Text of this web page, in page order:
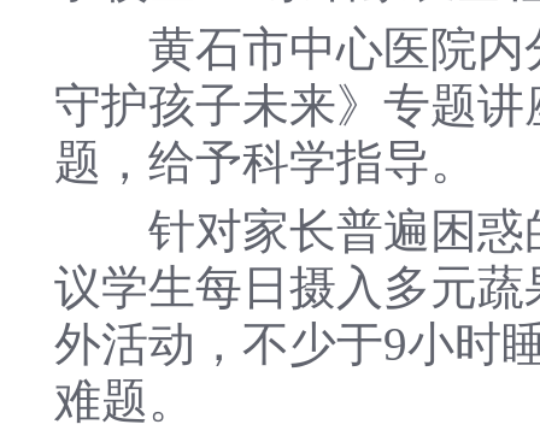
黄石市中心医院内
守护孩子未来》专题
题，给予科学指导。
针对家长普遍困惑
议学生每日摄入多元
外活动，不少于9小时
难题。